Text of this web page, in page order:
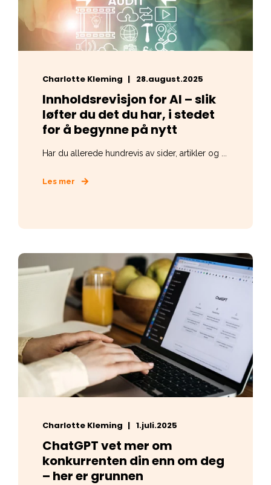
Charlotte Kleming 28.august.2025
Innholdsrevisjon for AI – slik
løfter du det du har, i stedet
for å begynne på nytt
Har du allerede hundrevis av sider, artikler og ...
Les mer
Charlotte Kleming 1.juli.2025
ChatGPT vet mer om
konkurrenten din enn om deg
– her er grunnen